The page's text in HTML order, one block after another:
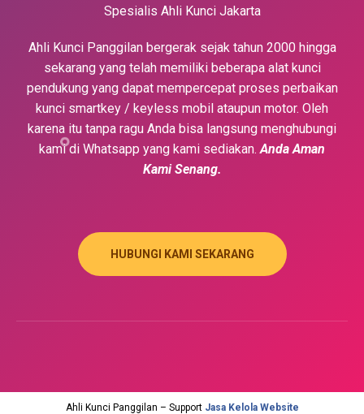
Spesialis Ahli Kunci Jakarta
Ahli Kunci Panggilan bergerak sejak tahun 2000 hingga
sekarang yang telah memiliki beberapa alat kunci
pendukung yang dapat mempercepat proses perbaikan
kunci smartkey / keyless mobil ataupun motor. Oleh
karena itu tanpa ragu Anda bisa langsung menghubungi
kami di Whatsapp yang kami sediakan.Anda Aman
Kami Senang.
HUBUNGI KAMI SEKARANG
Ahli Kunci Panggilan – Support Jasa Kelola Website